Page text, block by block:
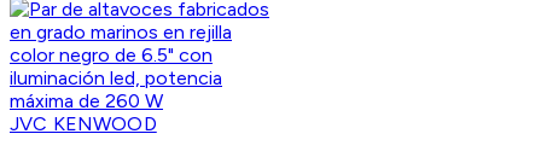
JVC KENWOOD